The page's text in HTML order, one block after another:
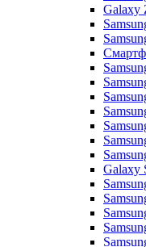
Galaxy
Galaxy